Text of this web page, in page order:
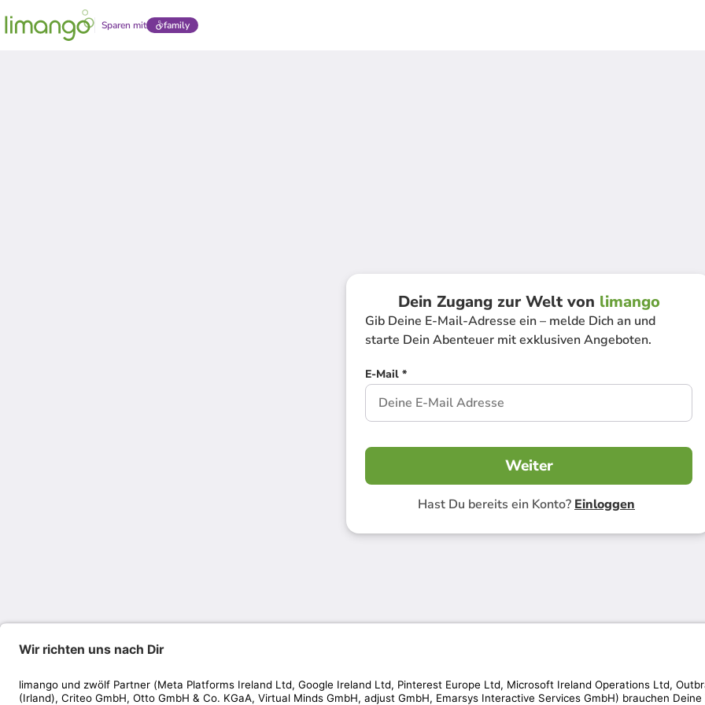
Sparen mit family
Dein Zugang zur Welt von limango
Gib Deine E-Mail-Adresse ein – melde Dich an und
starte Dein Abenteuer mit exklusiven Angeboten.
E-Mail *
Weiter
Hast Du bereits ein Konto? Einloggen